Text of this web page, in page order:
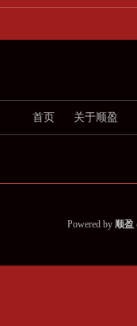
首页 关于顺盈
Powered by 顺盈